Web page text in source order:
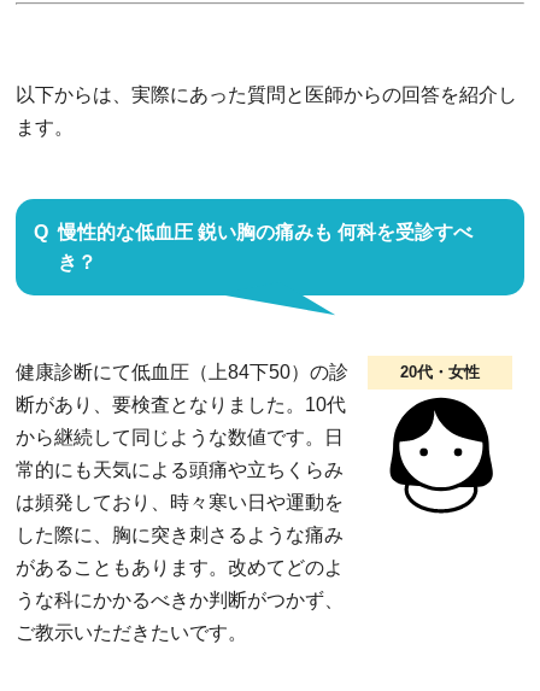
以下からは、実際にあった質問と医師からの回答を紹介し
ます。
慢性的な低血圧 鋭い胸の痛みも 何科を受診すべ
き？
20代・女性
健康診断にて低血圧（上84下50）の診
断があり、要検査となりました。10代
から継続して同じような数値です。日
常的にも天気による頭痛や立ちくらみ
は頻発しており、時々寒い日や運動を
した際に、胸に突き刺さるような痛み
があることもあります。改めてどのよ
うな科にかかるべきか判断がつかず、
ご教示いただきたいです。